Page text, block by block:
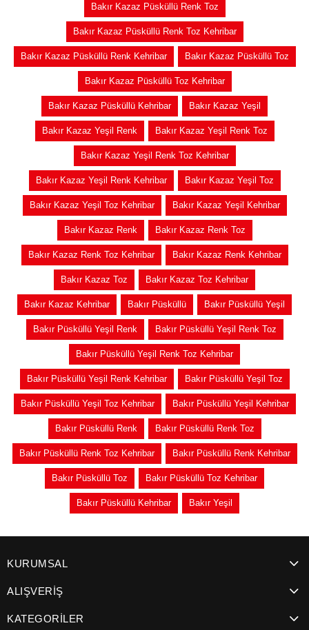
Bakır Kazaz Püsküllü Renk Toz
Bakır Kazaz Püsküllü Renk Toz Kehribar
Bakır Kazaz Püsküllü Renk Kehribar Bakır Kazaz Püsküllü Toz
Bakır Kazaz Püsküllü Toz Kehribar
Bakır Kazaz Püsküllü Kehribar Bakır Kazaz Yeşil
Bakır Kazaz Yeşil Renk Bakır Kazaz Yeşil Renk Toz
Bakır Kazaz Yeşil Renk Toz Kehribar
Bakır Kazaz Yeşil Renk Kehribar Bakır Kazaz Yeşil Toz
Bakır Kazaz Yeşil Toz Kehribar Bakır Kazaz Yeşil Kehribar
Bakır Kazaz Renk Bakır Kazaz Renk Toz
Bakır Kazaz Renk Toz Kehribar Bakır Kazaz Renk Kehribar
Bakır Kazaz Toz Bakır Kazaz Toz Kehribar
Bakır Kazaz Kehribar Bakır Püsküllü Bakır Püsküllü Yeşil
Bakır Püsküllü Yeşil Renk Bakır Püsküllü Yeşil Renk Toz
Bakır Püsküllü Yeşil Renk Toz Kehribar
Bakır Püsküllü Yeşil Renk Kehribar Bakır Püsküllü Yeşil Toz
Bakır Püsküllü Yeşil Toz Kehribar Bakır Püsküllü Yeşil Kehribar
Bakır Püsküllü Renk Bakır Püsküllü Renk Toz
Bakır Püsküllü Renk Toz Kehribar Bakır Püsküllü Renk Kehribar
Bakır Püsküllü Toz Bakır Püsküllü Toz Kehribar
Bakır Püsküllü Kehribar Bakır Yeşil
KURUMSAL
ALIŞVERİŞ
KATEGORİLER